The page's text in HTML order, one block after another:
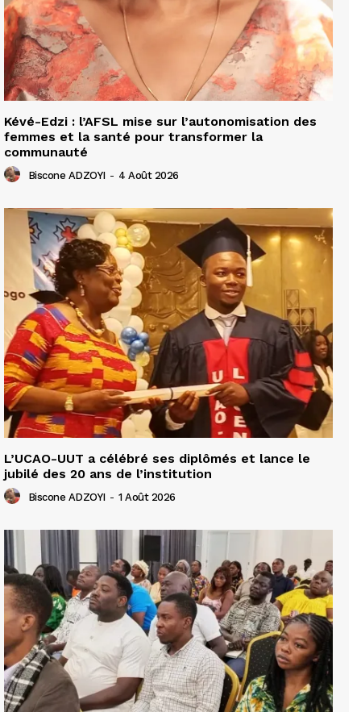
Kévé-Edzi : l’AFSL mise sur l’autonomisation des
femmes et la santé pour transformer la
communauté
Biscone ADZOYI - 4 Août 2026
L’UCAO-UUT a célébré ses diplômés et lance le
jubilé des 20 ans de l’institution
Biscone ADZOYI - 1 Août 2026